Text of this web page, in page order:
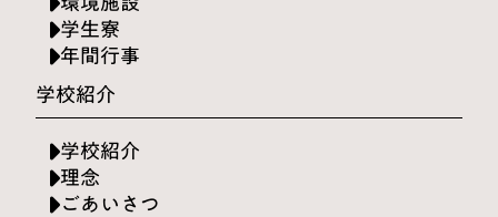
学生寮
年間行事
学校紹介
学校紹介
理念
ごあいさつ